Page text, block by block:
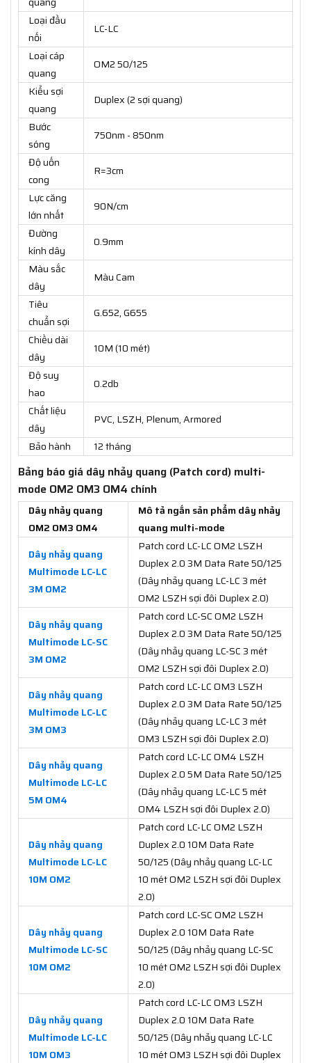
Loại đầu
nối
LC-LC
Loại cáp
quang
OM2 50/125
Kiểu sợi
quang
Duplex (2 sợi quang)
Bước
sóng
750nm - 850nm
Độ uốn
cong
R=3cm
Lực căng
lớn nhất
90N/cm
Đường
kính dây
0.9mm
Màu sắc
dây
Màu Cam
Tiêu
chuẩn sợi
G.652, G655
Chiều dài
dây
10M (10 mét)
Độ suy
hao
0.2db
Chất liệu
dây
PVC, LSZH, Plenum, Armored
Bảo hành
12 tháng
Bảng báo giá dây nhảy quang (Patch cord) multi-
mode OM2 OM3 OM4 chính
Dây nhảy quang
OM2 OM3 OM4
Mô tả ngắn sản phẩm dây nhảy
quang multi-mode
Dây nhảy quang
Multimode LC-LC
3M OM2
Patch cord LC-LC OM2 LSZH
Duplex 2.0 3M Data Rate 50/125
(Dây nhảy quang LC-LC 3 mét
OM2 LSZH sợi đôi Duplex 2.0)
Dây nhảy quang
Multimode LC-SC
3M OM2
Patch cord LC-SC OM2 LSZH
Duplex 2.0 3M Data Rate 50/125
(Dây nhảy quang LC-SC 3 mét
OM2 LSZH sợi đôi Duplex 2.0)
Dây nhảy quang
Multimode LC-LC
3M OM3
Patch cord LC-LC OM3 LSZH
Duplex 2.0 3M Data Rate 50/125
(Dây nhảy quang LC-LC 3 mét
OM3 LSZH sợi đôi Duplex 2.0)
Dây nhảy quang
Multimode LC-LC
5M OM4
Patch cord LC-LC OM4 LSZH
Duplex 2.0 5M Data Rate 50/125
(Dây nhảy quang LC-LC 5 mét
OM4 LSZH sợi đôi Duplex 2.0)
Dây nhảy quang
Multimode LC-LC
10M OM2
Patch cord LC-LC OM2 LSZH
Duplex 2.0 10M Data Rate
50/125 (Dây nhảy quang LC-LC
10 mét OM2 LSZH sợi đôi Duplex
2.0)
Dây nhảy quang
Multimode LC-SC
10M OM2
Patch cord LC-SC OM2 LSZH
Duplex 2.0 10M Data Rate
50/125 (Dây nhảy quang LC-SC
10 mét OM2 LSZH sợi đôi Duplex
2.0)
Dây nhảy quang
Multimode LC-LC
10M OM3
Patch cord LC-LC OM3 LSZH
Duplex 2.0 10M Data Rate
50/125 (Dây nhảy quang LC-LC
10 mét OM3 LSZH sợi đôi Duplex